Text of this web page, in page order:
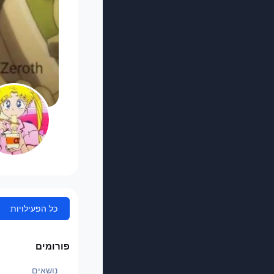
כל הפעילויות
פורומים
נושאים